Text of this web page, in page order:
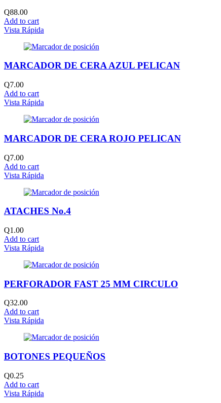
Q88.00
Add to cart
Vista Rápida
MARCADOR DE CERA AZUL PELICAN
Q7.00
Add to cart
Vista Rápida
MARCADOR DE CERA ROJO PELICAN
Q7.00
Add to cart
Vista Rápida
ATACHES No.4
Q1.00
Add to cart
Vista Rápida
PERFORADOR FAST 25 MM CIRCULO
Q32.00
Add to cart
Vista Rápida
BOTONES PEQUEÑOS
Q0.25
Add to cart
Vista Rápida